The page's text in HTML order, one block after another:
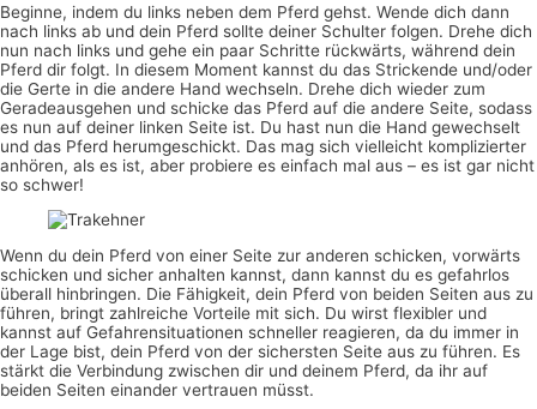
Beginne, indem du links neben dem Pferd gehst. Wende dich dann
nach links ab und dein Pferd sollte deiner Schulter folgen. Drehe dich
nun nach links und gehe ein paar Schritte rückwärts, während dein
Pferd dir folgt. In diesem Moment kannst du das Strickende und/oder
die Gerte in die andere Hand wechseln. Drehe dich wieder zum
Geradeausgehen und schicke das Pferd auf die andere Seite, sodass
es nun auf deiner linken Seite ist. Du hast nun die Hand gewechselt
und das Pferd herumgeschickt. Das mag sich vielleicht komplizierter
anhören, als es ist, aber probiere es einfach mal aus – es ist gar nicht
so schwer!
Wenn du dein Pferd von einer Seite zur anderen schicken, vorwärts
schicken und sicher anhalten kannst, dann kannst du es gefahrlos
überall hinbringen. Die Fähigkeit, dein Pferd von beiden Seiten aus zu
führen, bringt zahlreiche Vorteile mit sich. Du wirst flexibler und
kannst auf Gefahrensituationen schneller reagieren, da du immer in
der Lage bist, dein Pferd von der sichersten Seite aus zu führen. Es
stärkt die Verbindung zwischen dir und deinem Pferd, da ihr auf
beiden Seiten einander vertrauen müsst.